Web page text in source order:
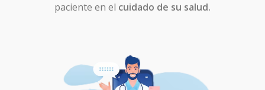
paciente en el cuidado de su salud.